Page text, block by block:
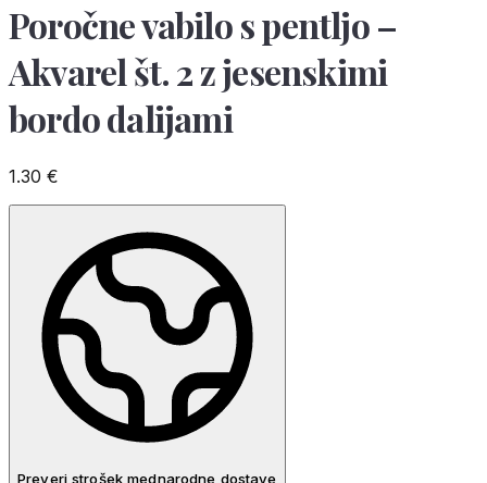
Poročne vabilo s pentljo –
Akvarel št. 2 z jesenskimi
bordo dalijami
1.30 €
Preveri strošek mednarodne dostave